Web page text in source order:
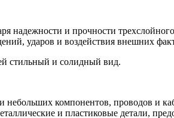
надежности и прочности
ударов и воздействия внешних
стильный и солидный вид.
небольших компонентов, проводов и
и пластиковые детали,